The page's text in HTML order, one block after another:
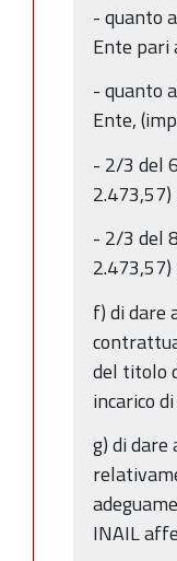
- quanto
Ente pari
- quanto
Ente,
- 2/3 del
- 2/3 del
f) di dare
del titolo
incarico
g) di dare
INAIL